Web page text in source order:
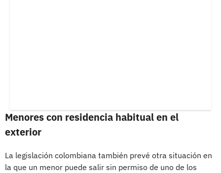
Menores con residencia habitual en el
exterior
La legislación colombiana también prevé otra situación en
la que un menor puede salir sin permiso de uno de los